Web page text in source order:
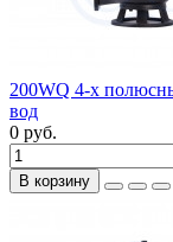
200WQ 4-х
вод
0 руб.
В корзину